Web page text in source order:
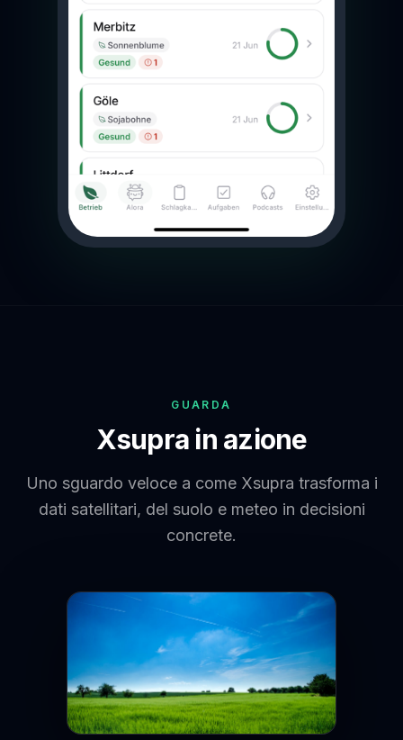
GUARDA
Xsupra in azione
Uno sguardo veloce a come Xsupra trasforma i
dati satellitari, del suolo e meteo in decisioni
concrete.